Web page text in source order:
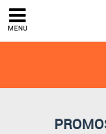
MENU
Trier par
Derniers arrivages
Meilleures remises